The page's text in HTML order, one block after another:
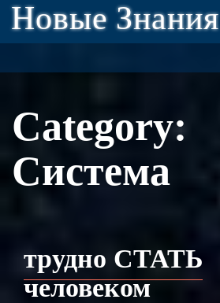
Новые Знания
Category:
Система
трудно СТАТЬ
человеком